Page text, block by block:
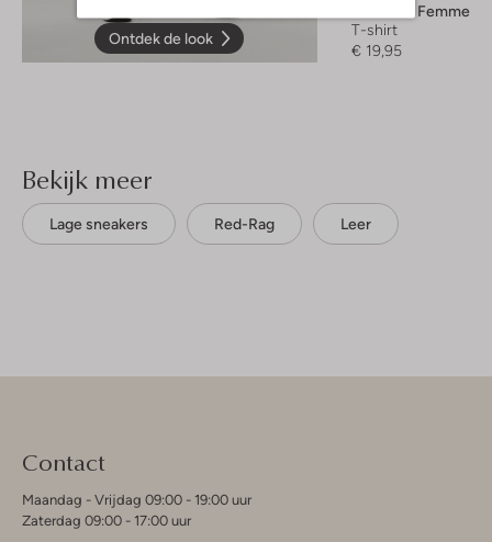
Ontdek de look
Selected Femme
T-shirt
€ 19,95
Bekijk meer
Lage sneakers Red-Rag Leer
Contact
Maandag - Vrijdag 09:00 - 19:00 uur
Zaterdag 09:00 - 17:00 uur